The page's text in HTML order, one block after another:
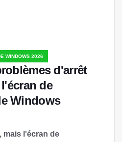
WINDOWS 2026
d'arrêt
de
Windows
mais l'écran de